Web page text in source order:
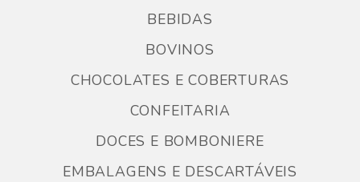
BEBIDAS
BOVINOS
CHOCOLATES E COBERTURAS
CONFEITARIA
DOCES E BOMBONIERE
EMBALAGENS E DESCARTÁVEIS